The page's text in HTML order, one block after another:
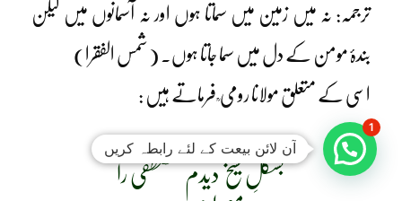
ترجمہ: نہ میں زمین میں سماتا ہوں اور نہ آسمانوں میں لیکن
بندۂ مومن کے دل میں سما جاتا ہوں۔ ( شمس الفقرا)
اسی کے متعلق مولانا رومی ؒ فرماتے ہیں :
بشکلِ شیخ دیدم مصطفیؐ را
آن لائن بیعت کے لئے رابطہ کریں
1